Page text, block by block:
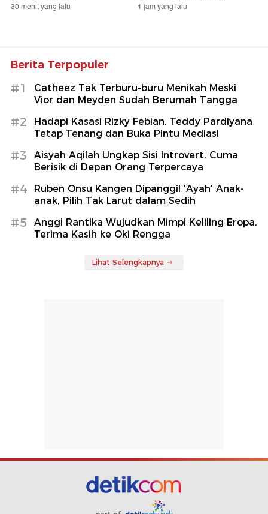
30 menit yang lalu 1 jam yang lalu
Berita Terpopuler
#1
Catheez Tak Terburu-buru Menikah Meski
Vior dan Meyden Sudah Berumah Tangga
#2
Hadapi Kasasi Rizky Febian, Teddy Pardiyana
Tetap Tenang dan Buka Pintu Mediasi
#3
Aisyah Aqilah Ungkap Sisi Introvert, Cuma
Berisik di Depan Orang Terpercaya
#4
Ruben Onsu Kangen Dipanggil 'Ayah' Anak-
anak, Pilih Tak Larut dalam Sedih
#5
Anggi Rantika Wujudkan Mimpi Keliling Eropa,
Terima Kasih ke Oki Rengga
Lihat Selengkapnya